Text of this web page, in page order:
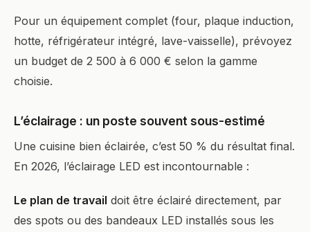
Pour un équipement complet (four, plaque induction,
hotte, réfrigérateur intégré, lave-vaisselle), prévoyez
un budget de 2 500 à 6 000 € selon la gamme
choisie.
L’éclairage : un poste souvent sous-estimé
Une cuisine bien éclairée, c’est 50 % du résultat final.
En 2026, l’éclairage LED est incontournable :
Le plan de travail doit être éclairé directement, par
des spots ou des bandeaux LED installés sous les